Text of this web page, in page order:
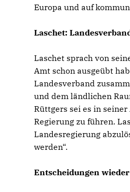
Europa und auf
Laschet:
Laschet sprach von
Amt schon ausgeübt
Landesverband
und dem ländlichen
Rüttgers sei es in
Regierung zu führen.
Landesregierung
werden“.
Entscheidungen